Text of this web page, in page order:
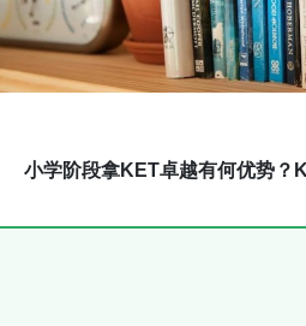
小学阶段拿KET卓越有何优势？